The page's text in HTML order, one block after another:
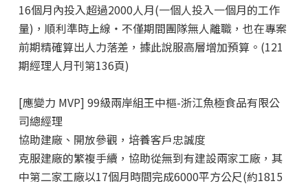
16個月內投入超過2000人月(一個人投入一個月的工作
量)，順利準時上線‧不僅期間團隊無人離職，也在專案
前期精確算出人力落差，據此說服高層增加預算。(121
期經理人月刊第136頁)
[應變力 MVP] 99級兩岸組王中樞-浙江魚極食品有限公
司總經理
協助建廠、開放參觀，培養客戶忠誠度
克服建廠的繁複手續，協助從無到有建設兩家工廠，其
中第二家工廠以17個月時間完成6000平方公尺(約1815